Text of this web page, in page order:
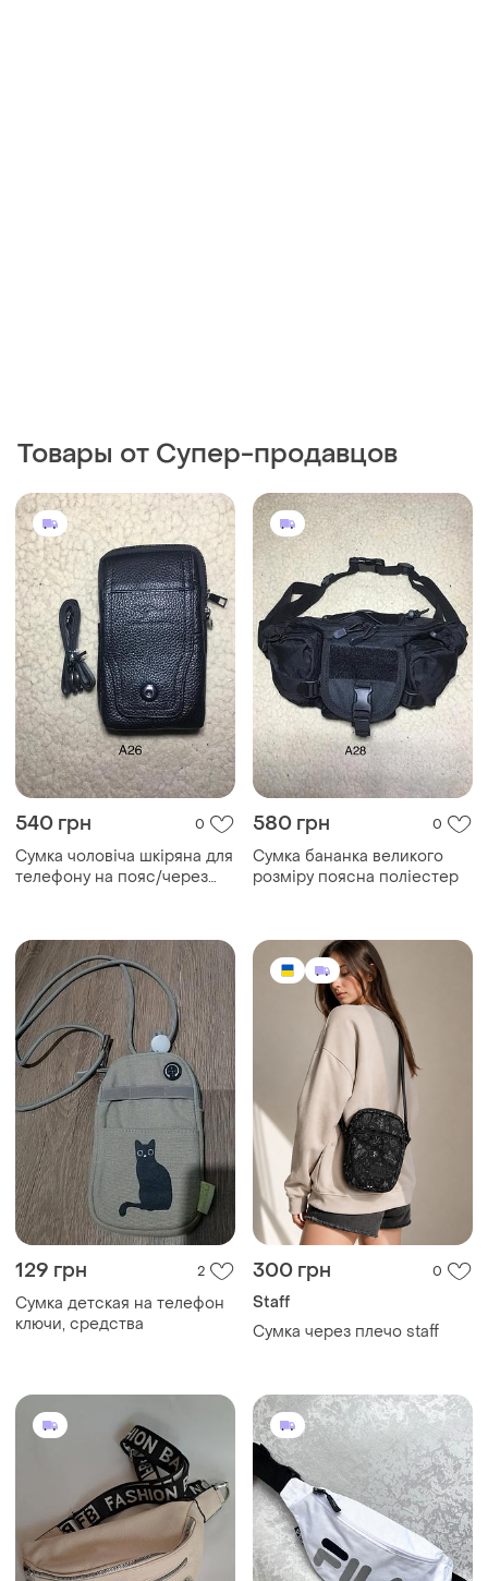
540 грн 0
Сумка чоловіча шкіряна для
телефону на пояс/через
плече
580 грн 0
Сумка бананка великого
розміру поясна поліестер
129 грн 2
Сумка детская на телефон
ключи, средства
300 грн
Staff
Сумка через плечо staff